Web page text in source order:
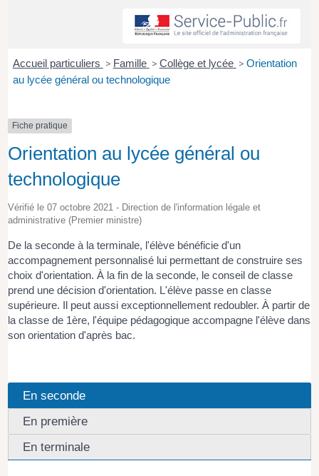
Accueil particuliers > Famille > Collège et lycée > Orientation
au lycée général ou technologique
Fiche pratique
Orientation au lycée général ou
technologique
Vérifié le 07 octobre 2021 - Direction de l'information légale et
administrative (Premier ministre)
De la seconde à la terminale, l'élève bénéficie d'un
accompagnement personnalisé lui permettant de construire ses
choix d'orientation. À la fin de la seconde, le conseil de classe
prend une décision d'orientation. L'élève passe en classe
supérieure. Il peut aussi exceptionnellement redoubler. À partir de
la classe de 1ère, l'équipe pédagogique accompagne l'élève dans
son orientation d'après bac.
En seconde
En première
En terminale